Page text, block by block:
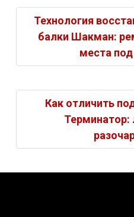
Технология
балки Шакман:
места
Как отличить